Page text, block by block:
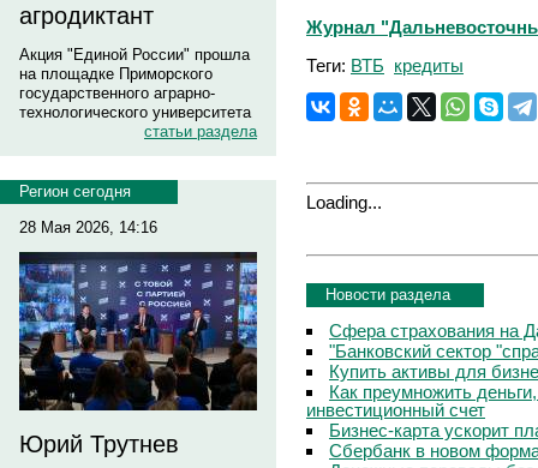
агродиктант
Акция "Единой России" прошла
на площадке Приморского
государственного аграрно-
технологического университета
статьи раздела
Регион сегодня
28 Мая 2026, 14:16
Юрий Трутнев
Журнал
Теги: ВТБ кредиты
Loading...
Новости раздела
Сфера страхования на
"Банковский сектор
Купить активы для
Как преумножить
инвестиционный счет
Бизнес-карта ускорит
Сбербанк в новом